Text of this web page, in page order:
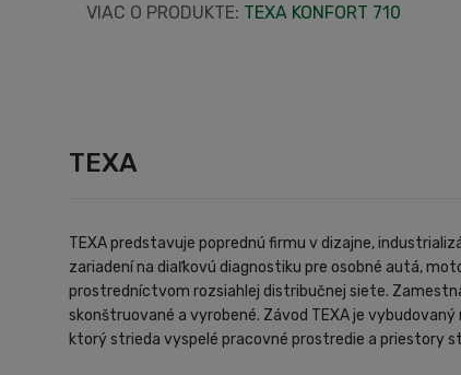
VIAC O PRODUKTE: TEXA KONFORT 710
TEXA
TEXA predstavuje poprednú firmu v dizajne,
zariadení na diaľkovú diagnostiku pre osobné autá,
prostredníctvom rozsiahlej distribučnej siete.
skonštruované a vyrobené. Závod TEXA je
ktorý strieda vyspelé pracovné prostredie a priestory